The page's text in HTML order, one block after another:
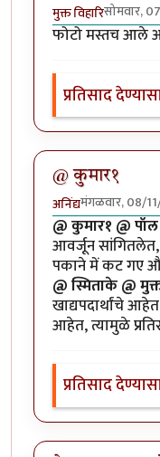
मुक्त विहारिसोमवार,
फोटो मस्तच आले
प्रतिसाद
@ कुमार१
अनिंद्यमंगळवार, 08/
@ कुमार१ @
आवर्जून
पकाने में कट गए
@ स्मिताके @
खाद्यपदार्थांचे
आहेत, त्यामुळे
प्रतिसाद